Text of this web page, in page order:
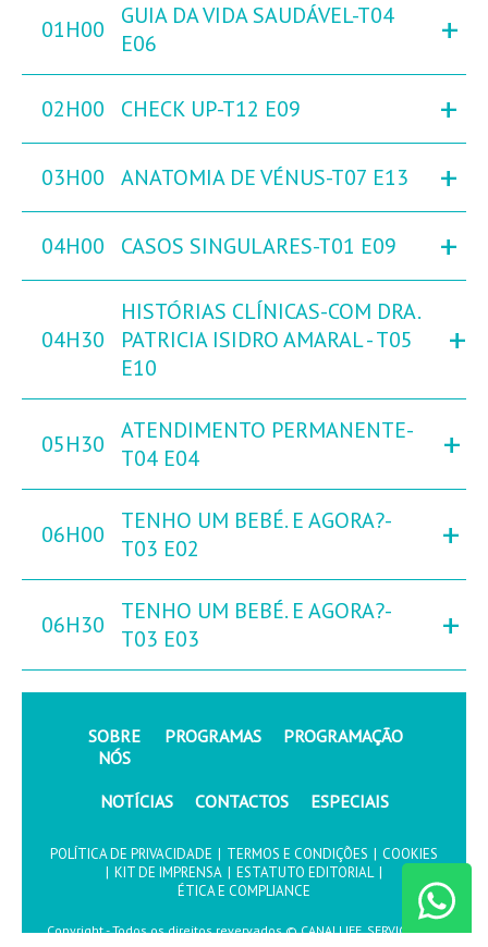
01H00
GUIA DA VIDA SAUDÁVEL-T04
E06
+
02H00 CHECK UP-T12 E09 +
03H00 ANATOMIA DE VÉNUS-T07 E13 +
04H00 CASOS SINGULARES-T01 E09 +
04H30
HISTÓRIAS CLÍNICAS-COM DRA.
PATRICIA ISIDRO AMARAL - T05
E10
+
05H30
ATENDIMENTO PERMANENTE-
T04 E04
+
06H00
TENHO UM BEBÉ. E AGORA?-
T03 E02
+
06H30
TENHO UM BEBÉ. E AGORA?-
T03 E03
+
SOBRE
NÓS
PROGRAMAS PROGRAMAÇÃO
NOTÍCIAS CONTACTOS ESPECIAIS
POLÍTICA DE PRIVACIDADE | TERMOS E CONDIÇÕES | COOKIES
| KIT DE IMPRENSA | ESTATUTO EDITORIAL |
ÉTICA E COMPLIANCE
Copyright - Todos os direitos revervados © CANALLIFE, SERVIÇOS DE